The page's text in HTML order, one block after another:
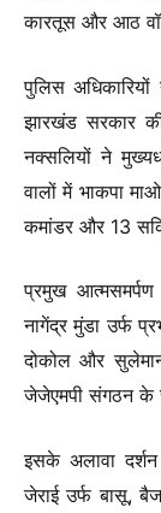
कारतूस और आठ
पुलिस
झारखंड सरकार
नक्सलियों ने
वालों में भाकपा
कमांडर और 13
प्रमुख
नागेंद्र मुंडा उर्फ
दोकोल और
जेजेएमपी संगठन के
इसके अलावा
जेराई उर्फ बासू,